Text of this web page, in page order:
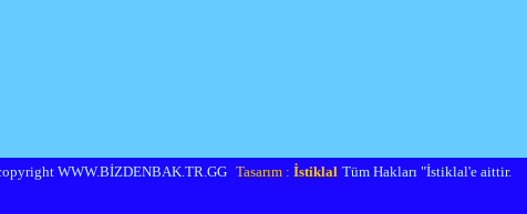
WWW.BİZDENBAK.TR.GG Tasarım : İstiklal Tüm Hakları "İstiklal'e aittir.